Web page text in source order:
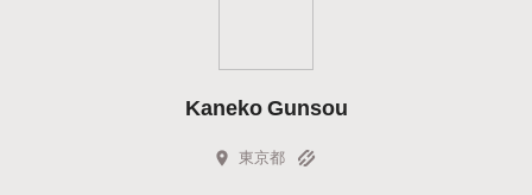
Kaneko Gunsou
東京都